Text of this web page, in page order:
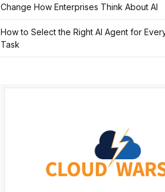
Change How Enterprises Think About AI
How to Select the Right AI Agent for
Task